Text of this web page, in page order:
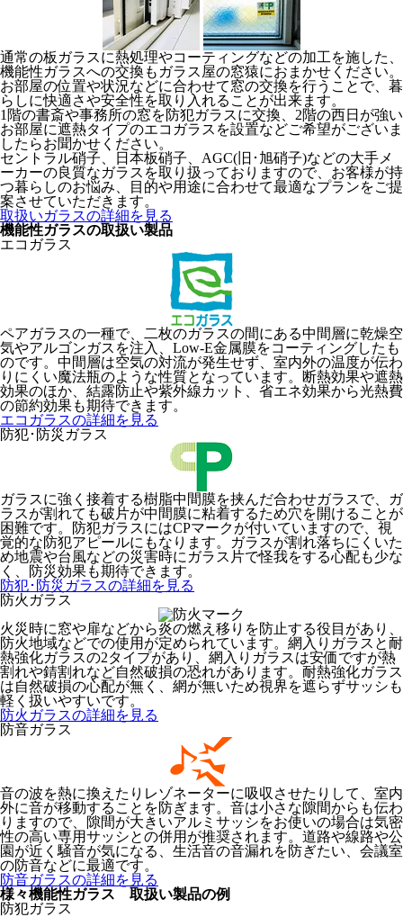
通常の板ガラスに熱処理やコーティングなどの加工を施した、
機能性ガラスへの交換もガラス屋の窓猿におまかせください。
お部屋の位置や状況などに合わせて窓の交換を行うことで、暮
らしに快適さや安全性を取り入れることが出来ます。
1階の書斎や事務所の窓を防犯ガラスに交換、2階の西日が強い
お部屋に遮熱タイプのエコガラスを設置などご希望がございま
したらお聞かせください。
セントラル硝子、日本板硝子、AGC(旧･旭硝子)などの大手メ
ーカーの良質なガラスを取り扱っておりますので、お客様が持
つ暮らしのお悩み、目的や用途に合わせて最適なプランをご提
案させていただきます。
取扱いガラスの詳細を見る
機能性ガラスの取扱い製品
エコガラス
ペアガラスの一種で、二枚のガラスの間にある中間層に乾燥空
気やアルゴンガスを注入、Low-E金属膜をコーティングしたも
のです。中間層は空気の対流が発生せず、室内外の温度が伝わ
りにくい魔法瓶のような性質となっています。断熱効果や遮熱
効果のほか、結露防止や紫外線カット、省エネ効果から光熱費
の節約効果も期待できます。
エコガラスの詳細を見る
防犯･防災ガラス
ガラスに強く接着する樹脂中間膜を挟んだ合わせガラスで、ガ
ラスが割れても破片が中間膜に粘着するため穴を開けることが
困難です。防犯ガラスにはCPマークが付いていますので、視
覚的な防犯アピールにもなります。ガラスが割れ落ちにくいた
め地震や台風などの災害時にガラス片で怪我をする心配も少な
く、防災効果も期待できます。
防犯･防災ガラスの詳細を見る
防火ガラス
火災時に窓や扉などから炎の燃え移りを防止する役目があり、
防火地域などでの使用が定められています。網入りガラスと耐
熱強化ガラスの2タイプがあり、網入りガラスは安価ですが熱
割れや錆割れなど自然破損の恐れがあります。耐熱強化ガラス
は自然破損の心配が無く、網が無いため視界を遮らずサッシも
軽く扱いやすいです。
防火ガラスの詳細を見る
防音ガラス
音の波を熱に換えたりレゾネーターに吸収させたりして、室内
外に音が移動することを防ぎます。音は小さな隙間からも伝わ
りますので、隙間が大きいアルミサッシをお使いの場合は気密
性の高い専用サッシとの併用が推奨されます。道路や線路や公
園が近く騒音が気になる、生活音の音漏れを防ぎたい、会議室
の防音などに最適です。
防音ガラスの詳細を見る
様々機能性ガラス 取扱い製品の例
防犯ガラス